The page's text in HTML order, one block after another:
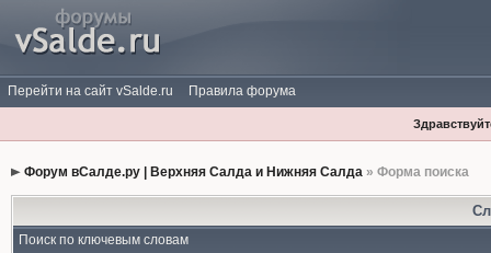
Перейти на сайт vSalde.ru Правила форума
Форум вСалде.ру | Верхняя Салда и Нижняя Салда» Форма поиска
Поиск по ключевым словам